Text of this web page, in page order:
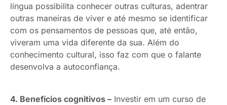
língua possibilita conhecer outras culturas, adentrar
outras maneiras de viver e até mesmo se identificar
com os pensamentos de pessoas que, até então,
viveram uma vida diferente da sua. Além do
conhecimento cultural, isso faz com que o falante
desenvolva a autoconfiança.
4. Benefícios cognitivos – Investir em um curso de